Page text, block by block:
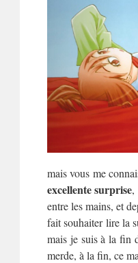
mais vous me
excellente surprise,
entre les mains, et
fait souhaiter lire la
mais je suis à la fin
merde, à la fin, ce